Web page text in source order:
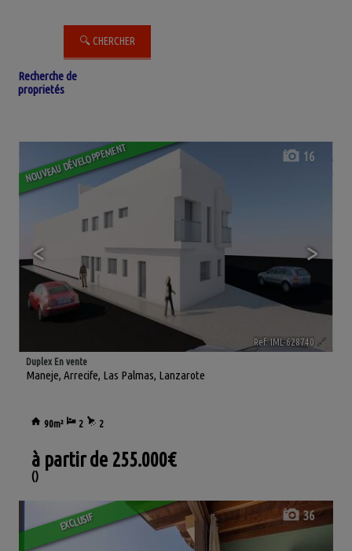
Recherche de
proprietés
NOUVEAU DÉVELOPPEMENT
< >
16
Ref. IML-628740 🔗
Maneje, Arrecife, Las Palmas, Lanzarote
Duplex En vente
90m² 2 2
à partir de 255.000€
()
EXCLUSIF 36